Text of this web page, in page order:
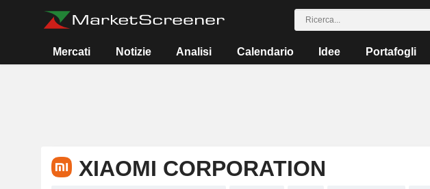
Mercati Notizie Analisi Calendario Idee Portafogli
XIAOMI CORPORATION